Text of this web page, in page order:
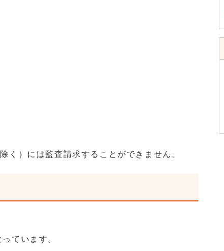
く）には監査請求することができません。
ています。